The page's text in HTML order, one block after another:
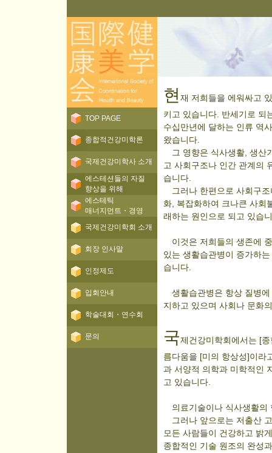
현 재 저희들을 에워싸고
키고 있습니다. 반세기로 되
수십만년에 달하는 인류 역
왔습니다.
그 영향은 식사생활, 생산
고 사회구조나 인간 관계의
습니다.
그러나 한편으로 사회구
화, 복잡화하여 크나큰 사회
래하는 원인으로 되고 있습
이것은 저희들의 생존에
있는 생활습관병이 증가하
습니다.
생활습관병은 항상 질병
지하고 있으며 사회나 문화
국제건강미학회에서는 [
름다움을 [미의 항상성]이라
과 서양적 의학과 미학적인
고 있습니다.
의료기술이나 식사생활의
그러나 앞으로는 저출산
모든 사람들이 건강하고 밝
종합적인 기술 원조의 완성
TOP PAGE
종합적건강미학론
국제건강미학사 소개
에스테션들의 자질
향상을 위해
에스테틱
매너지먼트・경영
국제건강미학회 소개
회장 인사말
인정제도
입회안내
학술대회・연수회
문의